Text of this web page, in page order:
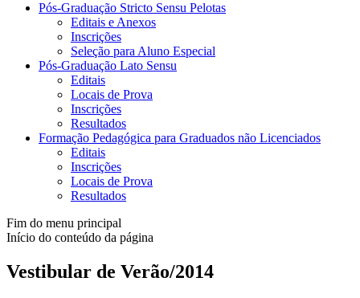
Pós-Graduação Stricto Sensu Pelotas
Editais e Anexos
Inscrições
Seleção para Aluno Especial
Pós-Graduação Lato Sensu
Editais
Locais de Prova
Inscrições
Resultados
Formação Pedagógica para Graduados não Licenciados
Editais
Inscrições
Locais de Prova
Resultados
Fim do menu principal
Início do conteúdo da página
Vestibular de Verão/2014